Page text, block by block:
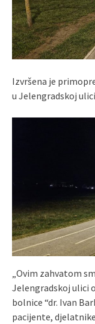
Izvršena je
u Jelengradskoj
„Ovim zahvatom
Jelengradskoj ulici
bolnice “dr. Ivan
pacijente,